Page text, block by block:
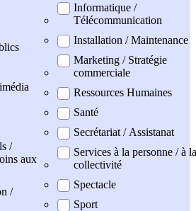
/
aux
/
Informatique /
Télécommunication
Installation / Maintenance
Marketing / Stratégie
commerciale
Ressources Humaines
Santé
Secrétariat / Assistanat
Services à la personne / à la
collectivité
Spectacle
Sport